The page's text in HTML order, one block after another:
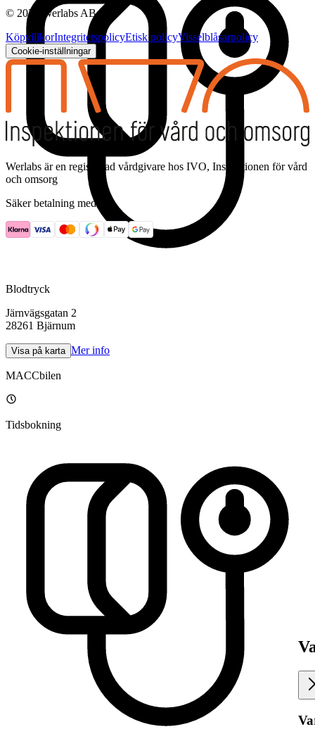
Blodtryck
Järnvägsgatan 2
28261 Bjärnum
Visa på karta Mer info
MACCbilen
Tidsbokning
© 2026
Werlabs AB
KöpvillkorIntegritetspolicyEtisk policyVisselblåsarpolicy
Cookie-inställningar
Werlabs är en registrerad vårdgivare hos IVO, Inspektionen för vård
och omsorg
Säker betalning med